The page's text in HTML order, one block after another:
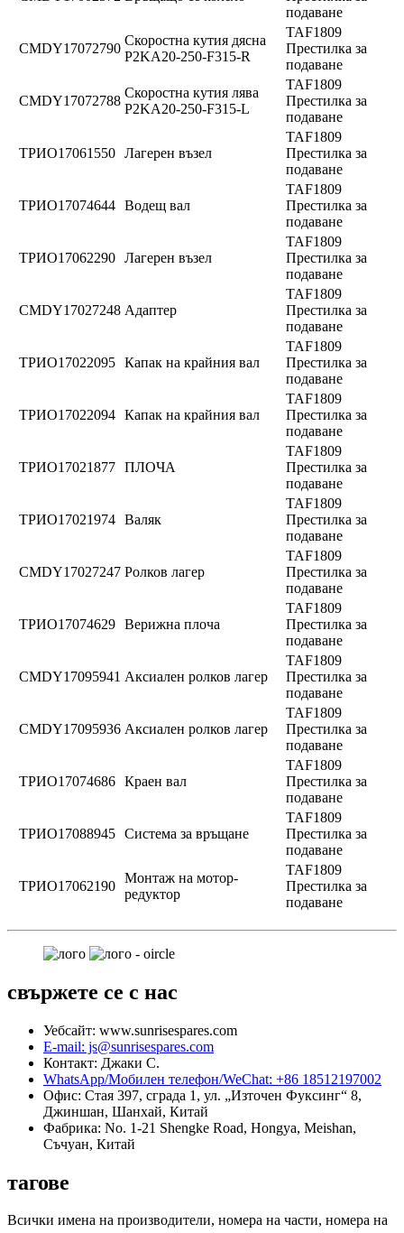
подаване
CMDY17072790
Скоростна кутия дясна
P2KA20-250-F315-R
TAF1809
Престилка за
подаване
CMDY17072788
Скоростна кутия лява
P2KA20-250-F315-L
TAF1809
Престилка за
подаване
ТРИО17061550 Лагерен възел
TAF1809
Престилка за
подаване
ТРИО17074644 Водещ вал
TAF1809
Престилка за
подаване
ТРИО17062290 Лагерен възел
TAF1809
Престилка за
подаване
CMDY17027248 Адаптер
TAF1809
Престилка за
подаване
ТРИО17022095 Капак на крайния вал
TAF1809
Престилка за
подаване
ТРИО17022094 Капак на крайния вал
TAF1809
Престилка за
подаване
ТРИО17021877 ПЛОЧА
TAF1809
Престилка за
подаване
ТРИО17021974 Валяк
TAF1809
Престилка за
подаване
CMDY17027247 Ролков лагер
TAF1809
Престилка за
подаване
ТРИО17074629 Верижна плоча
TAF1809
Престилка за
подаване
CMDY17095941 Аксиален ролков лагер
TAF1809
Престилка за
подаване
CMDY17095936 Аксиален ролков лагер
TAF1809
Престилка за
подаване
ТРИО17074686 Краен вал
TAF1809
Престилка за
подаване
ТРИО17088945 Система за връщане
TAF1809
Престилка за
подаване
ТРИО17062190
Монтаж на мотор-
редуктор
TAF1809
Престилка за
подаване
свържете се с нас
Уебсайт: www.sunrisespares.com
E-mail: js@sunrisespares.com
Контакт: Джаки С.
WhatsApp/Мобилен телефон/WeChat: +86 18512197002
Офис: Стая 397, сграда 1, ул. „Източен Фуксинг“ 8,
Джиншан, Шанхай, Китай
Фабрика: No. 1-21 Shengke Road, Hongya, Meishan,
Съчуан, Китай
тагове
Всички имена на производители, номера на части, номера на